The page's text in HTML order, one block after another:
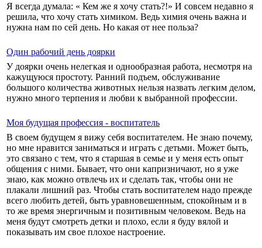
Я всегда думала: « Кем же я хочу стать?!» И совсем недавно я
решила, что хочу стать химиком. Ведь химия очень важна и
нужна нам по сей день. Но какая от нее польза?
Один рабочий день доярки
У доярки очень нелегкая и однообразная работа, несмотря на
кажущуюся простоту. Ранний подъем, обслуживание
большого количества животных нельзя назвать легким делом,
нужно много терпения и любви к выбранной профессии.
Моя будущая профессия - воспитатель
В своем будущем я вижу себя воспитателем. Не знаю почему,
но мне нравится заниматься и играть с детьми. Может быть,
это связано с тем, что я старшая в семье и у меня есть опыт
общения с ними. Бывает, что они капризничают, но я уже
знаю, как можно отвлечь их и сделать так, чтобы они не
плакали лишний раз. Чтобы стать воспитателем надо прежде
всего любить детей, быть уравновешенным, спокойным и в
то же время энергичным и позитивным человеком. Ведь на
меня будут смотреть детки и плохо, если я буду вялой и
показывать им свое плохое настроение.